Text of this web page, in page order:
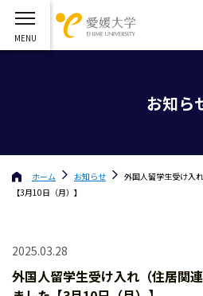
お知ら
ホーム お知らせ
外国人留学生受け入
【3月10日（月）】
2025.03.28
外国人留学生受け入れ（住居関